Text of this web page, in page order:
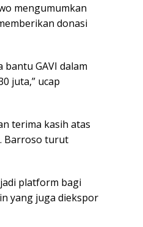
mengumumkan
donasi
GAVI dalam
juta,” ucap
terima kasih atas
Barroso turut
platform bagi
yang juga diekspor